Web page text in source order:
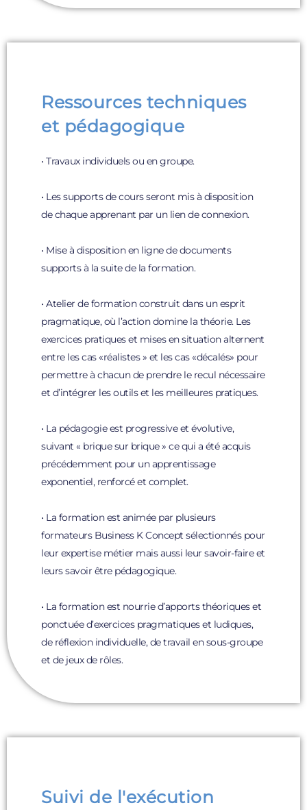
Ressources techniques
et pédagogique
• Travaux individuels ou en groupe.
• Les supports de cours seront mis à disposition
de chaque apprenant par un lien de connexion.
• Mise à disposition en ligne de documents
supports à la suite de la formation.
• Atelier de formation construit dans un esprit
pragmatique, où l’action domine la théorie. Les
exercices pratiques et mises en situation alternent
entre les cas «réalistes » et les cas «décalés» pour
permettre à chacun de prendre le recul nécessaire
et d’intégrer les outils et les meilleures pratiques.
• La pédagogie est progressive et évolutive,
suivant « brique sur brique » ce qui a été acquis
précédemment pour un apprentissage
exponentiel, renforcé et complet.
• La formation est animée par plusieurs
formateurs Business K Concept sélectionnés pour
leur expertise métier mais aussi leur savoir-faire et
leurs savoir être pédagogique.
• La formation est nourrie d’apports théoriques et
ponctuée d’exercices pragmatiques et ludiques,
de réflexion individuelle, de travail en sous-groupe
et de jeux de rôles.
Suivi de l'exécution